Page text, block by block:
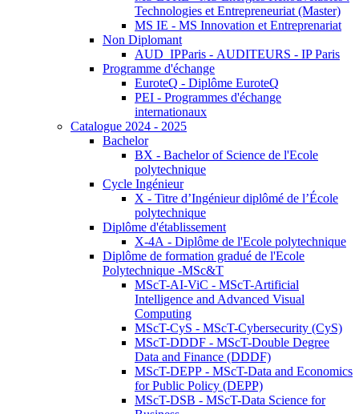
Technologies et Entrepreneuriat (Master)
MS IE - MS Innovation et Entreprenariat
Non Diplomant
AUD_IPParis - AUDITEURS - IP Paris
Programme d'échange
EuroteQ - Diplôme EuroteQ
PEI - Programmes d'échange
internationaux
Catalogue 2024 - 2025
Bachelor
BX - Bachelor of Science de l'Ecole
polytechnique
Cycle Ingénieur
X - Titre d’Ingénieur diplômé de l’École
polytechnique
Diplôme d'établissement
X-4A - Diplôme de l'Ecole polytechnique
Diplôme de formation gradué de l'Ecole
Polytechnique -MSc&T
MScT-AI-ViC - MScT-Artificial
Intelligence and Advanced Visual
Computing
MScT-CyS - MScT-Cybersecurity (CyS)
MScT-DDDF - MScT-Double Degree
Data and Finance (DDDF)
MScT-DEPP - MScT-Data and Economics
for Public Policy (DEPP)
MScT-DSB - MScT-Data Science for